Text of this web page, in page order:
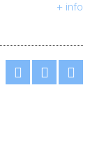
+ info